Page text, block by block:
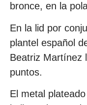
bronce, en la
En la lid por
plantel español
Beatriz Martínez
puntos.
El metal